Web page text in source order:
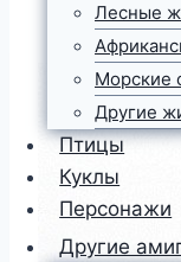
Лесные
Морские
Другие
Птицы
Куклы
Персонажи
Другие